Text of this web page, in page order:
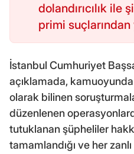
dolandırıcılık ile
primi suçlarından
İstanbul Cumhuriyet
açıklamada,
olarak bilinen
düzenlenen
tutuklanan şüpheliler
tamamlandığı ve her